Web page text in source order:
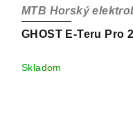
GHOST E-Teru Pro
MTB Horský
Skladom